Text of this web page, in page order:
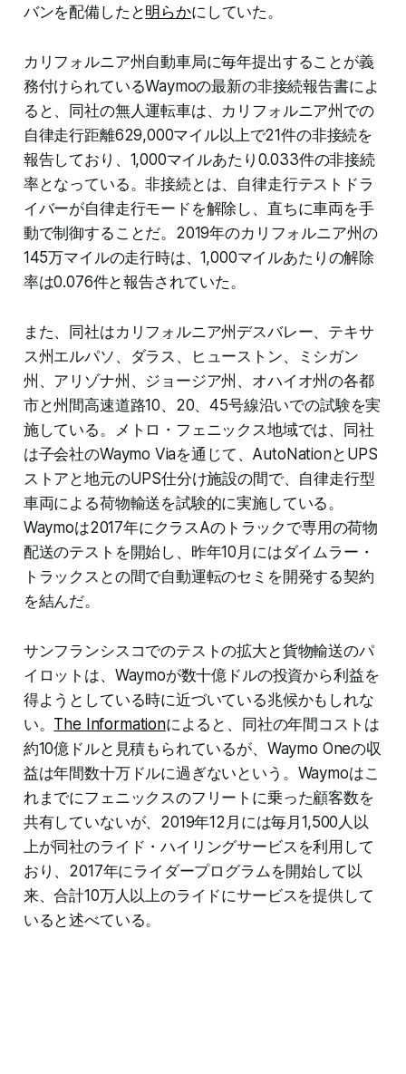
バンを配備したと明らかにしていた。
カリフォルニア州自動車局に毎年提出することが義
務付けられているWaymoの最新の非接続報告書によ
ると、同社の無人運転車は、カリフォルニア州での
自律走行距離629,000マイル以上で21件の非接続を
報告しており、1,000マイルあたり0.033件の非接続
率となっている。非接続とは、自律走行テストドラ
イバーが自律走行モードを解除し、直ちに車両を手
動で制御することだ。2019年のカリフォルニア州の
145万マイルの走行時は、1,000マイルあたりの解除
率は0.076件と報告されていた。
また、同社はカリフォルニア州デスバレー、テキサ
ス州エルパソ、ダラス、ヒューストン、ミシガン
州、アリゾナ州、ジョージア州、オハイオ州の各都
市と州間高速道路10、20、45号線沿いでの試験を実
施している。メトロ・フェニックス地域では、同社
は子会社のWaymo Viaを通じて、AutoNationとUPS
ストアと地元のUPS仕分け施設の間で、自律走行型
車両による荷物輸送を試験的に実施している。
Waymoは2017年にクラスAのトラックで専用の荷物
配送のテストを開始し、昨年10月にはダイムラー・
トラックスとの間で自動運転のセミを開発する契約
を結んだ。
サンフランシスコでのテストの拡大と貨物輸送のパ
イロットは、Waymoが数十億ドルの投資から利益を
得ようとしている時に近づいている兆候かもしれな
い。 The Informationによると、同社の年間コストは
約10億ドルと見積もられているが、Waymo Oneの収
益は年間数十万ドルに過ぎないという。Waymoはこ
れまでにフェニックスのフリートに乗った顧客数を
共有していないが、2019年12月には毎月1,500人以
上が同社のライド・ハイリングサービスを利用して
おり、2017年にライダープログラムを開始して以
来、合計10万人以上のライドにサービスを提供して
いると述べている。